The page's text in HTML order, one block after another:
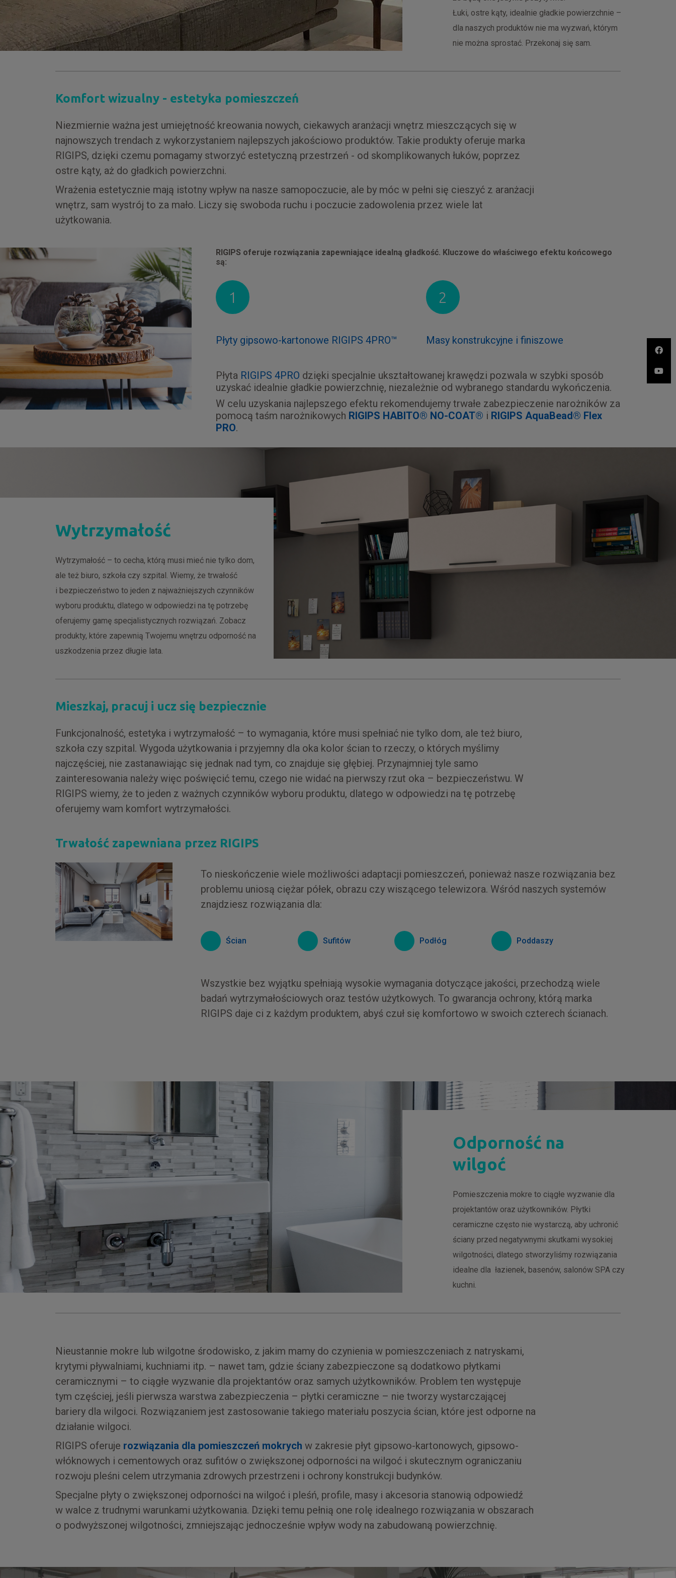
Łuki, ostre kąty, idealnie gładkie powierzchnie –
dla naszych produktów nie ma wyzwań, którym
nie można sprostać. Przekonaj się sam.
Komfort wizualny - estetyka pomieszczeń
Niezmiernie ważna jest umiejętność kreowania nowych, ciekawych aranżacji wnętrz mieszczących się w
najnowszych trendach z wykorzystaniem najlepszych jakościowo produktów. Takie produkty oferuje marka
RIGIPS, dzięki czemu pomagamy stworzyć estetyczną przestrzeń - od skomplikowanych łuków, poprzez
ostre kąty, aż do gładkich powierzchni.
Wrażenia estetycznie mają istotny wpływ na nasze samopoczucie, ale by móc w pełni się cieszyć z aranżacji
wnętrz, sam wystrój to za mało. Liczy się swoboda ruchu i poczucie zadowolenia przez wiele lat
użytkowania.
RIGIPS oferuje rozwiązania zapewniające idealną gładkość. Kluczowe do właściwego efektu końcowego
są:
1
Płyty gipsowo-kartonowe RIGIPS 4PRO™
2
Masy konstrukcyjne i finiszowe
Płyta RIGIPS 4PRO dzięki specjalnie ukształtowanej krawędzi pozwala w szybki sposób
uzyskać idealnie gładkie powierzchnię, niezależnie od wybranego standardu wykończenia.
W celu uzyskania najlepszego efektu rekomendujemy trwałe zabezpieczenie narożników za
pomocą taśm narożnikowych RIGIPS HABITO® NO-COAT® i RIGIPS AquaBead® Flex
PRO.
Wytrzymałość
Wytrzymałość – to cecha, którą musi mieć nie tylko dom,
ale też biuro, szkoła czy szpital. Wiemy, że trwałość
i bezpieczeństwo to jeden z najważniejszych czynników
wyboru produktu, dlatego w odpowiedzi na tę potrzebę
oferujemy gamę specjalistycznych rozwiązań. Zobacz
produkty, które zapewnią Twojemu wnętrzu odporność na
uszkodzenia przez długie lata.
Mieszkaj, pracuj i ucz się bezpiecznie
Funkcjonalność, estetyka i wytrzymałość – to wymagania, które musi spełniać nie tylko dom, ale też biuro,
szkoła czy szpital. Wygoda użytkowania i przyjemny dla oka kolor ścian to rzeczy, o których myślimy
najczęściej, nie zastanawiając się jednak nad tym, co znajduje się głębiej. Przynajmniej tyle samo
zainteresowania należy więc poświęcić temu, czego nie widać na pierwszy rzut oka – bezpieczeństwu. W
RIGIPS wiemy, że to jeden z ważnych czynników wyboru produktu, dlatego w odpowiedzi na tę potrzebę
oferujemy wam komfort wytrzymałości.
Trwałość zapewniana przez RIGIPS
To nieskończenie wiele możliwości adaptacji pomieszczeń, ponieważ nasze rozwiązania bez
problemu uniosą ciężar półek, obrazu czy wiszącego telewizora. Wśród naszych systemów
znajdziesz rozwiązania dla:
Ścian Sufitów Podłóg Poddaszy
Wszystkie bez wyjątku spełniają wysokie wymagania dotyczące jakości, przechodzą wiele
badań wytrzymałościowych oraz testów użytkowych. To gwarancja ochrony, którą marka
RIGIPS daje ci z każdym produktem, abyś czuł się komfortowo w swoich czterech ścianach.
Odporność na
wilgoć
Pomieszczenia mokre to ciągłe wyzwanie dla
projektantów oraz użytkowników. Płytki
ceramiczne często nie wystarczą, aby uchronić
ściany przed negatywnymi skutkami wysokiej
wilgotności, dlatego stworzyliśmy rozwiązania
idealne dla łazienek, basenów, salonów SPA czy
kuchni.
Nieustannie mokre lub wilgotne środowisko, z jakim mamy do czynienia w pomieszczeniach z natryskami,
krytymi pływalniami, kuchniami itp. – nawet tam, gdzie ściany zabezpieczone są dodatkowo płytkami
ceramicznymi – to ciągłe wyzwanie dla projektantów oraz samych użytkowników. Problem ten występuje
tym częściej, jeśli pierwsza warstwa zabezpieczenia – płytki ceramiczne – nie tworzy wystarczającej
bariery dla wilgoci. Rozwiązaniem jest zastosowanie takiego materiału poszycia ścian, które jest odporne na
działanie wilgoci.
RIGIPS oferuje rozwiązania dla pomieszczeń mokrych w zakresie płyt gipsowo-kartonowych, gipsowo-
włóknowych i cementowych oraz sufitów o zwiększonej odporności na wilgoć i skutecznym ograniczaniu
rozwoju pleśni celem utrzymania zdrowych przestrzeni i ochrony konstrukcji budynków.
Specjalne płyty o zwiększonej odporności na wilgoć i pleśń, profile, masy i akcesoria stanowią odpowiedź
w walce z trudnymi warunkami użytkowania. Dzięki temu pełnią one rolę idealnego rozwiązania w obszarach
o podwyższonej wilgotności, zmniejszając jednocześnie wpływ wody na zabudowaną powierzchnię.